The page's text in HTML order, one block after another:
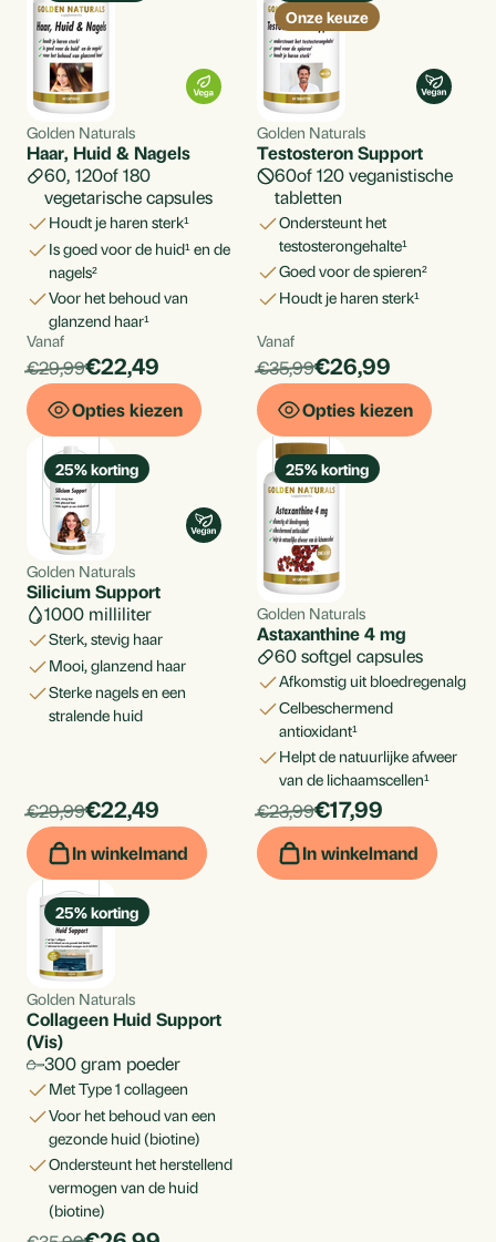
Golden Naturals
Haar, Huid & Nagels
60 120
180
vegetarische capsules
houdt je haren sterk¹
is goed voor de huid¹ en de
nagels²
voor het behoud van
glanzend haar¹
Per
stuk
Vanaf
products.price_default:
€29,99products.price_discounted:
€22,49
Opties kiezen
Onze keuze
Golden Naturals
Testosteron Support
60
120veganistische
tabletten
ondersteunt het
testosterongehalte¹
goed voor de spieren²
houdt je haren sterk¹
Per
stuk
Vanaf
products.price_default:
€35,99€26,99
Opties kiezen
25% korting
Golden Naturals
Silicium Support
1000 milliliter
sterk, stevig haar
mooi, glanzend haar
sterke nagels en een
stralende huid
Per
stuk
products.price_default:
€29,99products.price_discounted:
€22,49
In winkelmand
25% korting
Golden Naturals
Astaxanthine 4 mg
60 softgel capsules
afkomstig uit bloedregenalg
celbeschermend
antioxidant¹
helpt de natuurlijke afweer
van de lichaamscellen¹
Per
stuk
products.price_default:
€23,99€17,99
In winkelmand
25% korting
Golden Naturals
Collageen Huid Support
(Vis)
300 gram poeder
met Type 1 collageen
voor het behoud van een
gezonde huid (biotine)
ondersteunt het herstellend
vermogen van de huid
(biotine)
Per